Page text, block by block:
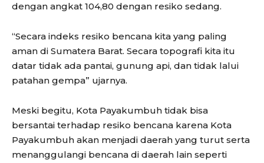
dengan angkat 104,80 dengan resiko sedang.
“Secara indeks resiko bencana kita yang paling
aman di Sumatera Barat. Secara topografi kita itu
datar tidak ada pantai, gunung api, dan tidak lalui
patahan gempa” ujarnya.
Meski begitu, Kota Payakumbuh tidak bisa
bersantai terhadap resiko bencana karena Kota
Payakumbuh akan menjadi daerah yang turut serta
menanggulangi bencana di daerah lain seperti